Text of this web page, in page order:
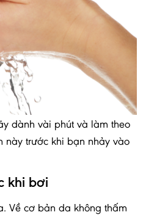
dành vài phút và làm theo
này trước khi bạn nhảy vào
khi bơi
Về cơ bản da không thấm